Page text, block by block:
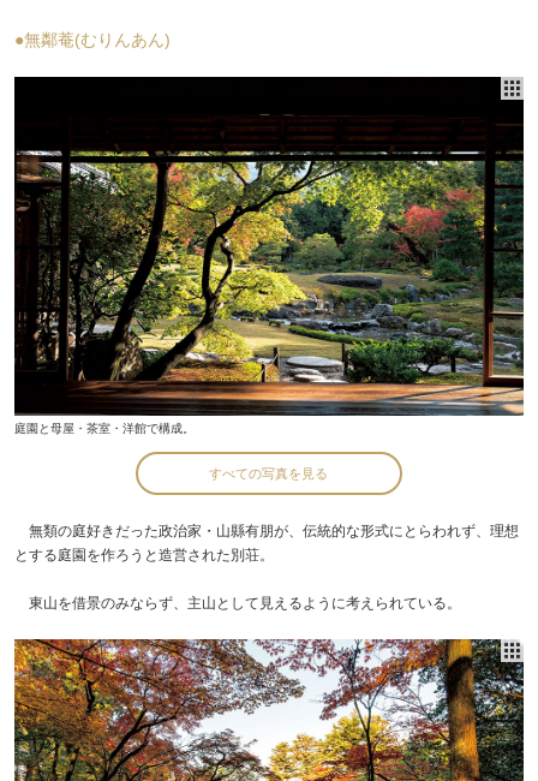
●無鄰菴(むりんあん)
庭園と母屋・茶室・洋館で構成。
すべての写真を見る
無類の庭好きだった政治家・山縣有朋が、伝統的な形式にとらわれず、理想
とする庭園を作ろうと造営された別荘。
東山を借景のみならず、主山として見えるように考えられている。